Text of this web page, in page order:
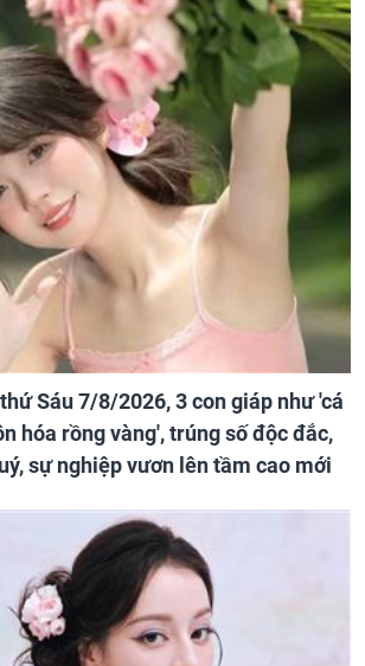
Sáu 7/8/2026, 3 con giáp như 'cá
hóa rồng vàng', trúng số độc đắc,
sự nghiệp vươn lên tầm cao mới